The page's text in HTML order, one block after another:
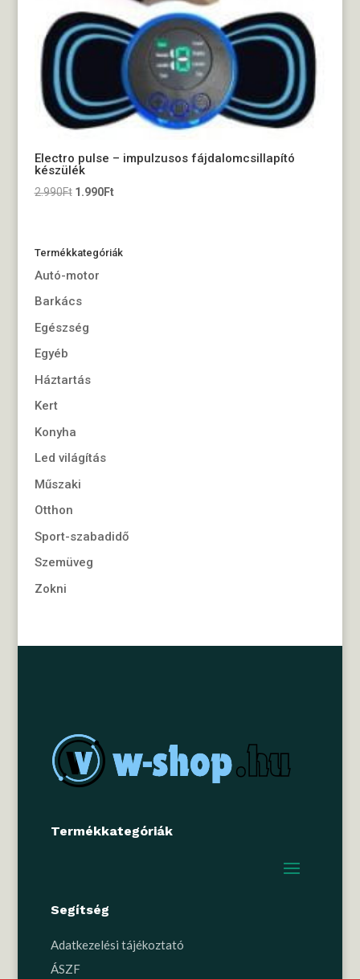
Electro pulse – impulzusos fájdalomcsillapító
készülék
2.990Ft Original
2.990Ft.
1.990FtCurrent
1.990Ft.
Termékkategóriák
Autó-motor
Barkács
Egészség
Egyéb
Háztartás
Kert
Konyha
Led világítás
Műszaki
Otthon
Sport-szabadidő
Szemüveg
Zokni
Termékkategóriák
Segítség
Adatkezelési tájékoztató
ÁSZF